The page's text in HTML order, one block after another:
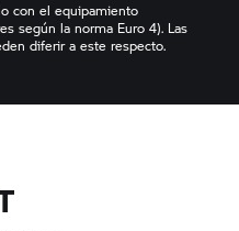
con el equipamiento
según la norma Euro 4). Las
diferir a este respecto.